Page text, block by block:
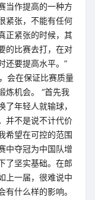
当作提高的一种方
紧张，不能有任何
正紧张的时候，其
的比赛去打，在对
还要提高水平。”
会在保证比赛质量
炼机会。 “首先我
年轻人就输球，
并不是说不计代价
希望在可控的范围
中夺冠为中国队增
了坚实基础。在郎
上一届，很难说中
什么样的影响。